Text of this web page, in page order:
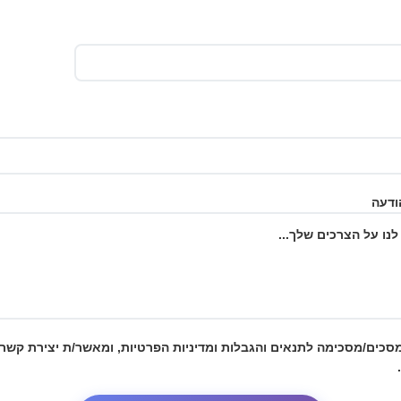
מסכימה לתנאים והגבלות ומדיניות הפרטיות, ומאשר/ת יצירת